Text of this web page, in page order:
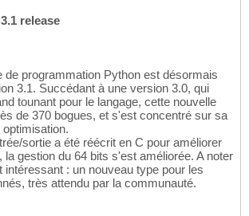
release
de programmation Python est désormais
3.1. Succédant à une version 3.0, qui
tounant pour le langage, cette nouvelle
de 370 bogues, et s'est concentré sur sa
sortie a été réécrit en C pour améliorer
gestion du 64 bits s'est améliorée. A noter
intéressant : un nouveau type pour les
très attendu par la communauté.